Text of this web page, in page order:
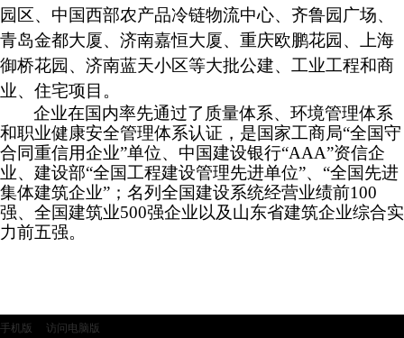
园区、中国西部农产品冷链物流中心、齐鲁园广场、
青岛金都大厦、济南嘉恒大厦、重庆欧鹏花园、上海
御桥花园、济南蓝天小区等大批公建、工业工程和商
业、住宅项目。
企业在国内率先通过了质量体系、环境管理体系
和职业健康安全管理体系认证，是国家工商局“全国守
合同重信用企业”单位、中国建设银行“AAA”资信企
业、建设部“全国工程建设管理先进单位”、“全国先进
集体建筑企业”；名列全国建设系统经营业绩前100
强、全国建筑业500强企业以及山东省建筑企业综合实
力前五强。
手机版 访问电脑版